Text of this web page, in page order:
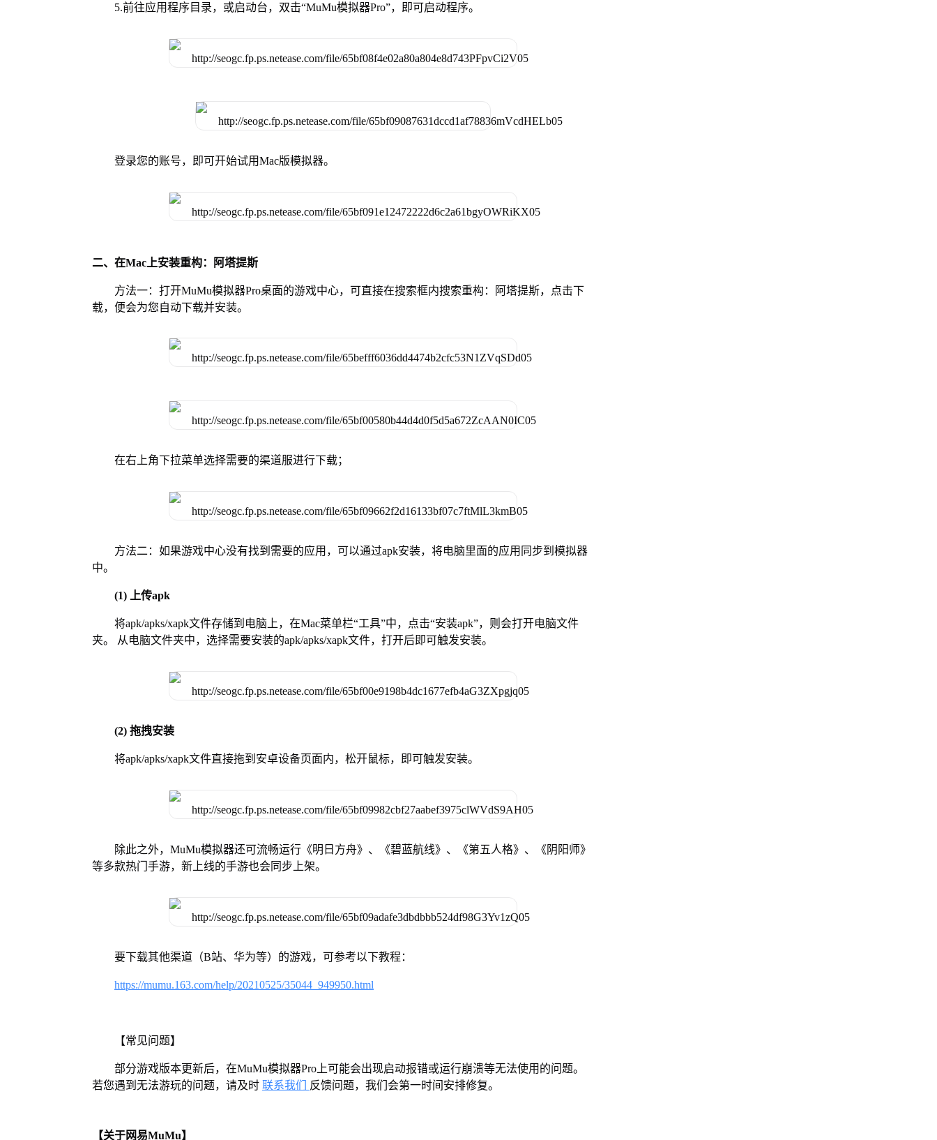
5.前往应用程序目录，或启动台，双击“MuMu模拟器Pro”，即可启动程序。
登录您的账号，即可开始试用Mac版模拟器。
二、在Mac上安装重构：阿塔提斯
方法一：打开MuMu模拟器Pro桌面的游戏中心，可直接在搜索框内搜索重构：阿塔提斯，点击下
载，便会为您自动下载并安装。
在右上角下拉菜单选择需要的渠道服进行下载；
方法二：如果游戏中心没有找到需要的应用，可以通过apk安装，将电脑里面的应用同步到模拟器
中。
(1) 上传apk
将apk/apks/xapk文件存储到电脑上，在Mac菜单栏“工具”中，点击“安装apk”，则会打开电脑文件
夹。 从电脑文件夹中，选择需要安装的apk/apks/xapk文件，打开后即可触发安装。
(2) 拖拽安装
将apk/apks/xapk文件直接拖到安卓设备页面内，松开鼠标，即可触发安装。
除此之外，MuMu模拟器还可流畅运行《明日方舟》、《碧蓝航线》、《第五人格》、《阴阳师》
等多款热门手游，新上线的手游也会同步上架。
要下载其他渠道（B站、华为等）的游戏，可参考以下教程：
https://mumu.163.com/help/20210525/35044_949950.html
【常见问题】
部分游戏版本更新后，在MuMu模拟器Pro上可能会出现启动报错或运行崩溃等无法使用的问题。
若您遇到无法游玩的问题，请及时 联系我们 反馈问题，我们会第一时间安排修复。
【关于网易MuMu】